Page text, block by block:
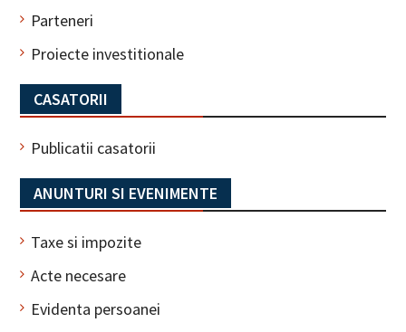
Parteneri
Proiecte investitionale
CASATORII
Publicatii casatorii
ANUNTURI SI EVENIMENTE
Taxe si impozite
Acte necesare
Evidenta persoanei